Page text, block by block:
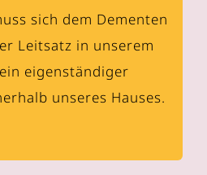
sich dem Dementen
Leitsatz in unserem
eigenständiger
unseres Hauses.